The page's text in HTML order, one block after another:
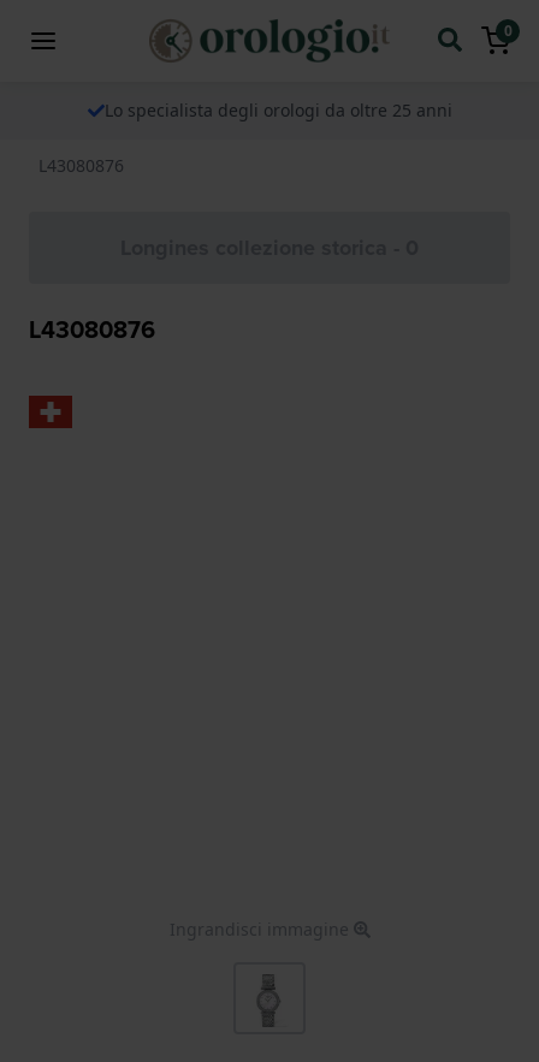
0
Lo specialista degli orologi da oltre 25 anni
L43080876
L43080876
Ingrandisci immagine